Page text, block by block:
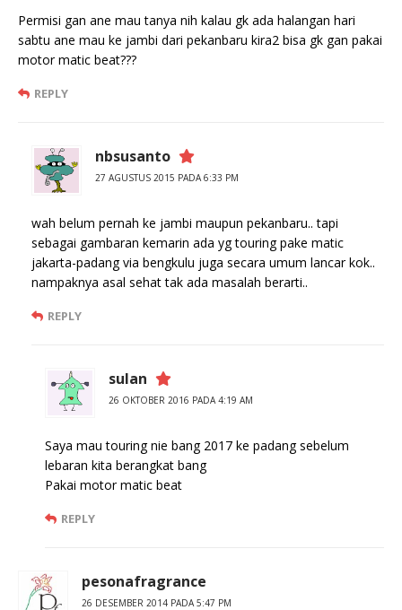
Permisi gan ane mau tanya nih kalau gk ada halangan hari
sabtu ane mau ke jambi dari pekanbaru kira2 bisa gk gan pakai
motor matic beat???
REPLY
nbsusanto
27 AGUSTUS 2015 PADA 6:33 PM
wah belum pernah ke jambi maupun pekanbaru.. tapi
sebagai gambaran kemarin ada yg touring pake matic
jakarta-padang via bengkulu juga secara umum lancar kok..
nampaknya asal sehat tak ada masalah berarti..
REPLY
sulan
26 OKTOBER 2016 PADA 4:19 AM
Saya mau touring nie bang 2017 ke padang sebelum
lebaran kita berangkat bang
Pakai motor matic beat
REPLY
pesonafragrance
26 DESEMBER 2014 PADA 5:47 PM